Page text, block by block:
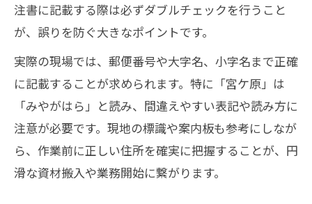
注書に記載する際は必ずダブルチェックを行うこと
が、誤りを防ぐ大きなポイントです。
実際の現場では、郵便番号や大字名、小字名まで正確
に記載することが求められます。特に「宮ケ原」は
「みやがはら」と読み、間違えやすい表記や読み方に
注意が必要です。現地の標識や案内板も参考にしなが
ら、作業前に正しい住所を確実に把握することが、円
滑な資材搬入や業務開始に繋がります。